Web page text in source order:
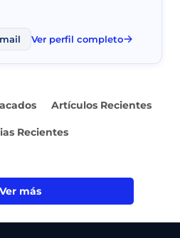
Ver perfil completo
Artículos Recientes
Recientes
Ver más